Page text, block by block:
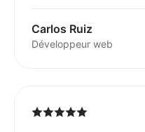
Carlos Ruiz
Développeur web